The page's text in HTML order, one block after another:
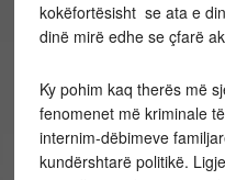
kokëfortësisht se ata e
dinë mirë edhe se çfarë
Ky pohim kaq therës më
fenomenet më kriminale
internim-dëbimeve
kundërshtarë politikë.